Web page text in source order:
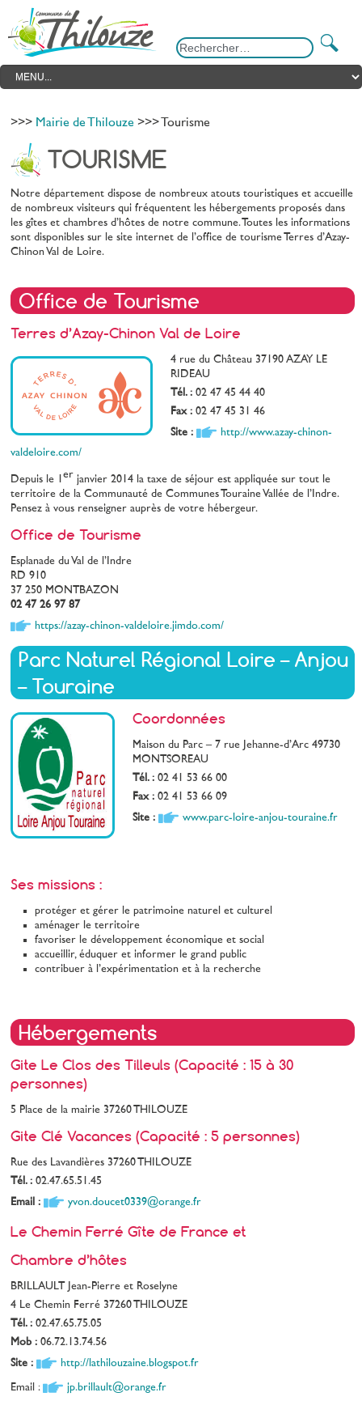
>>> Mairie de Thilouze >>> Tourisme
TOURISME
Notre département dispose de nombreux atouts touristiques et accueille
de nombreux visiteurs qui fréquentent les hébergements proposés dans
les gîtes et chambres d’hôtes de notre commune. Toutes les informations
sont disponibles sur le site internet de l’office de tourisme Terres d’Azay-
Chinon Val de Loire.
Office de Tourisme
Terres d’Azay-Chinon Val de Loire
4 rue du Château 37190 AZAY LE
RIDEAU
Tél. : 02 47 45 44 40
Fax : 02 47 45 31 46
Site :
http://www.azay-chinon-
valdeloire.com/
Depuis le 1er janvier 2014 la taxe de séjour est appliquée sur tout le
territoire de la Communauté de Communes Touraine Vallée de l’Indre.
Pensez à vous renseigner auprès de votre hébergeur.
Office de Tourisme
Esplanade du Val de l’Indre
RD 910
37 250 MONTBAZON
02 47 26 97 87
https://azay-chinon-valdeloire.jimdo.com/
Parc Naturel Régional Loire – Anjou
– Touraine
Coordonnées
Maison du Parc – 7 rue Jehanne-d’Arc 49730
MONTSOREAU
Tél. : 02 41 53 66 00
Fax : 02 41 53 66 09
Site :
www.parc-loire-anjou-touraine.fr
Ses missions :
protéger et gérer le patrimoine naturel et culturel
aménager le territoire
favoriser le développement économique et social
accueillir, éduquer et informer le grand public
contribuer à l’expérimentation et à la recherche
Hébergements
Gite Le Clos des Tilleuls (Capacité : 15 à 30
personnes)
5 Place de la mairie 37260 THILOUZE
Gite Clé Vacances (Capacité : 5 personnes)
Rue des Lavandières 37260 THILOUZE
Tél. : 02.47.65.51.45
Email :
yvon.doucet0339@orange.fr
Le Chemin Ferré Gîte de France et
Chambre d’hôtes
BRILLAULT Jean-Pierre et Roselyne
4 Le Chemin Ferré 37260 THILOUZE
Tél. : 02.47.65.75.05
Mob : 06.72.13.74.56
Site :
http://lathilouzaine.blogspot.fr
Email : jp.brillault@orange.fr